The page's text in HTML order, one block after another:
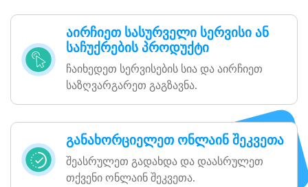
აირჩიეთ სასურველი სერვისი ან
საჩუქრების პროდუქტი
ჩაიხედეთ სერვისების სია და აირჩიეთ
საზღვარგარეთ გაგზავნა.
განახორციელეთ ონლაინ შეკვეთა
შეასრულეთ გადახდა და დაასრულეთ
თქვენი ონლაინ შეკვეთა.